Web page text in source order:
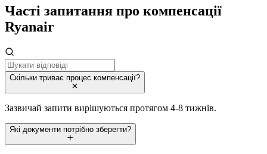
Часті запитання про компенсації
Ryanair
Скільки триває процес компенсації?
Зазвичай запити вирішуються протягом 4-8 тижнів.
Які документи потрібно зберегти?